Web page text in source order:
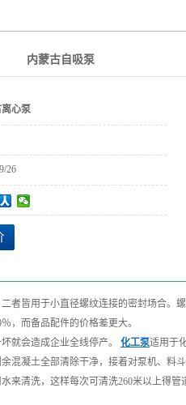
内蒙古自吸泵
离心泵
26
者皆用于小直径螺纹连接的密封场合。
，而备品配件的价格差更大。
就会造成企业全线停产。 化工泵适用于
凝土全部清除干净，接着对泵机、料
来清洗，这样每次可清洗260米以上得管